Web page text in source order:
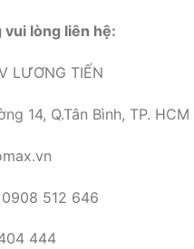
lòng liên hệ:
LƯƠNG TIẾN
14, Q.Tân Bình, TP. HCM
512 646
444